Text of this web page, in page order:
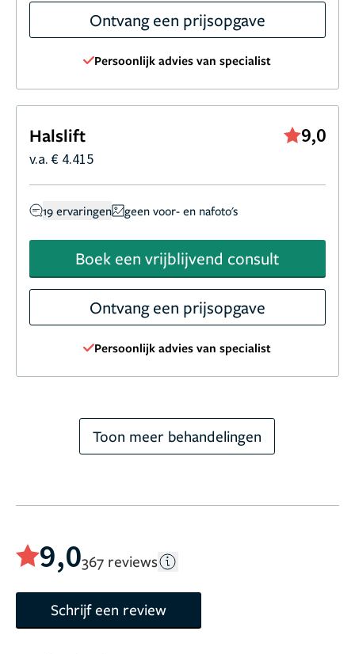
Ontvang een prijsopgave
Persoonlijk advies van specialist
Halslift 9,0
v.a. € 4.415
19 ervaringen geen voor- en nafoto's
Boek een vrijblijvend consult
Ontvang een prijsopgave
Persoonlijk advies van specialist
Toon meer behandelingen
9,0367 reviews
Schrijf een review